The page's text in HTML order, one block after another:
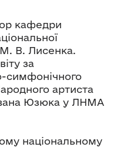
кафедри
М. В. Лисенка.
за
симфонічного
артиста
Юзюка у ЛНМА
національному